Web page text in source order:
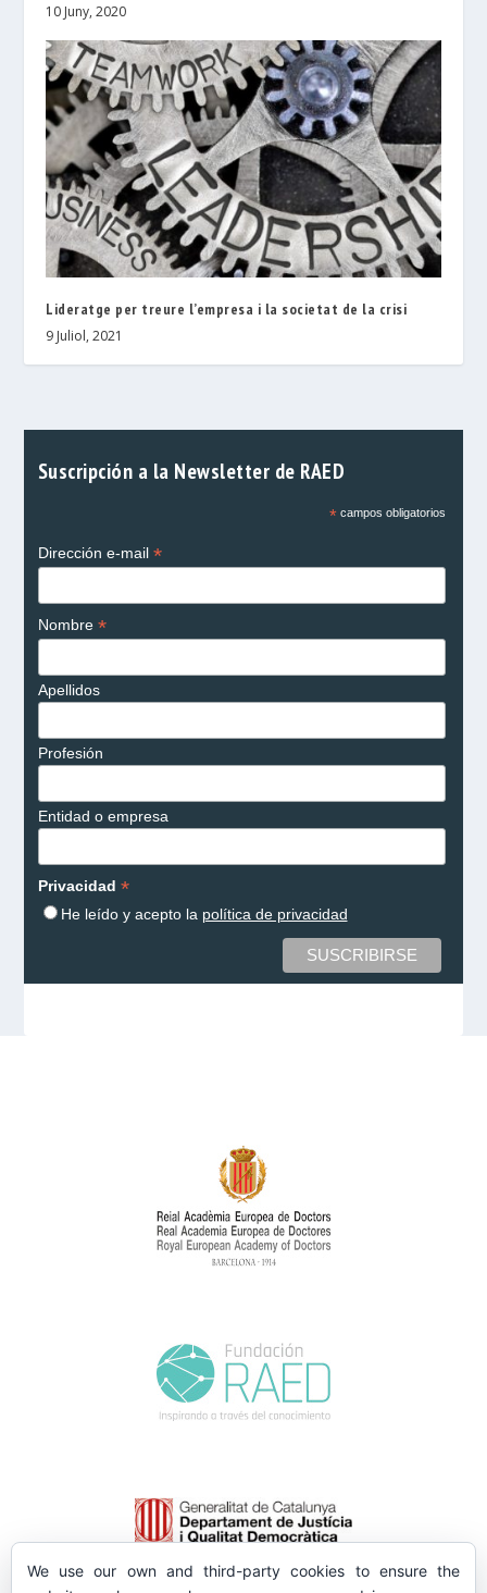
10 Juny, 2020
Lideratge per treure l’empresa i la societat de la crisi
9 Juliol, 2021
Suscripción a la Newsletter de RAED
*campos obligatorios
Dirección e-mail *
Nombre *
Apellidos
Profesión
Entidad o empresa
Privacidad *
He leído y acepto la política de privacidad
We use our own and third-party cookies to ensure the